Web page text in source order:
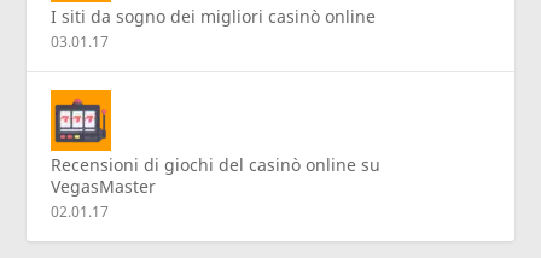
I siti da sogno dei migliori casinò online
03.01.17
Recensioni di giochi del casinò online su
VegasMaster
02.01.17